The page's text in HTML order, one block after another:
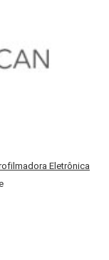
Eletrônica